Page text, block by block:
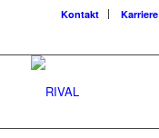
Kontakt Karriere